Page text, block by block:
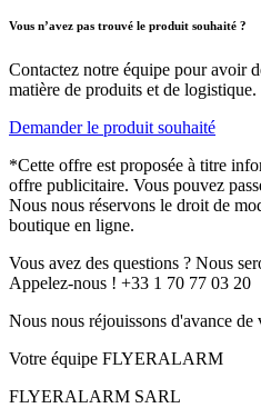
Vous n’avez pas trouvé le produit souhaité ?
Contactez notre équipe pour avoir
matière de produits et de logistique.
Demander le produit souhaité
*Cette offre est proposée à titre
offre publicitaire. Vous pouvez
Nous nous réservons le droit de
boutique en ligne.
Vous avez des questions ? Nous
Appelez-nous ! +33 1 70 77 03 20
Nous nous réjouissons d'avance de
Votre équipe FLYERALARM
FLYERALARM SARL